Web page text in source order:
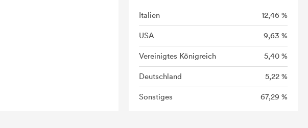
Italien 12,46 %
USA 9,63 %
Vereinigtes Königreich 5,40 %
Deutschland 5,22 %
Sonstiges 67,29 %